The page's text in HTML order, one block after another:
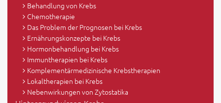
Behandlung von Krebs
Chemotherapie
Das Problem der Prognosen bei Krebs
Ernährungskonzepte bei Krebs
Hormonbehandlung bei Krebs
Immuntherapien bei Krebs
Komplementärmedizinische Krebstherapien
Lokaltherapien bei Krebs
Nebenwirkungen von Zytostatika